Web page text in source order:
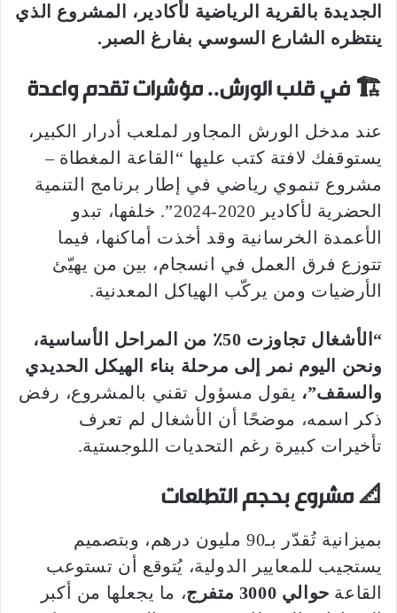
الجديدة بالقرية الرياضية لأكادير، المشروع الذي
ينتظره الشارع السوسي بفارغ الصبر.
🏗️ في قلب الورش.. مؤشرات تقدم واعدة
عند مدخل الورش المجاور لملعب أدرار الكبير،
يستوقفك لافتة كتب عليها “القاعة المغطاة –
مشروع تنموي رياضي في إطار برنامج التنمية
الحضرية لأكادير 2020-2024”. خلفها، تبدو
الأعمدة الخرسانية وقد أخذت أماكنها، فيما
تتوزع فرق العمل في انسجام، بين من يهيّئ
الأرضيات ومن يركّب الهياكل المعدنية.
“الأشغال تجاوزت 50٪ من المراحل الأساسية،
ونحن اليوم نمر إلى مرحلة بناء الهيكل الحديدي
والسقف”، يقول مسؤول تقني بالمشروع، رفض
ذكر اسمه، موضحًا أن الأشغال لم تعرف
تأخيرات كبيرة رغم التحديات اللوجستية.
📐 مشروع بحجم التطلعات
بميزانية تُقدّر بـ90 مليون درهم، وبتصميم
يستجيب للمعايير الدولية، يُتوقع أن تستوعب
القاعة حوالي 3000 متفرج
، ما يجعلها من أكبر